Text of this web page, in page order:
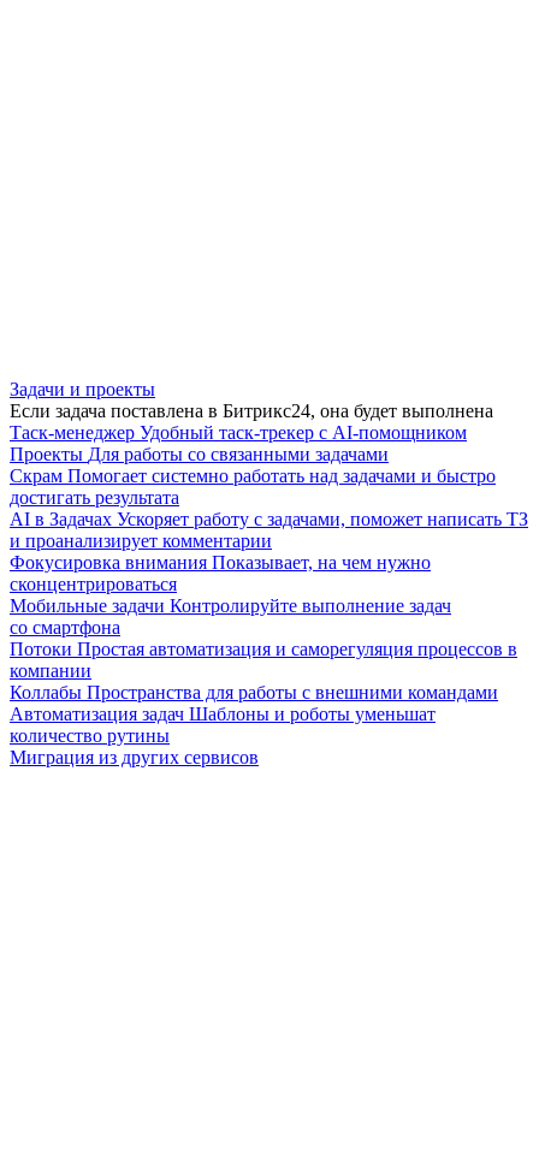
Задачи и проекты
Если задача поставлена в Битрикс24, она будет выполнена
Таск-менеджер Удобный таск-трекер с AI-помощником
Проекты Для работы со связанными задачами
Скрам Помогает системно работать над задачами и быстро
достигать результата
AI в Задачах Ускоряет работу с задачами, поможет написать ТЗ
и проанализирует комментарии
Фокусировка внимания Показывает, на чем нужно
сконцентрироваться
Мобильные задачи Контролируйте выполнение задач
со смартфона
Потоки Простая автоматизация и саморегуляция процессов в
компании
Коллабы Пространства для работы с внешними командами
Автоматизация задач Шаблоны и роботы уменьшат
количество рутины
Миграция из других сервисов